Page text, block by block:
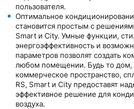
пользователя.
Оптимальное
становится простым с
Smart и City. Умные функции,
энергоэффективность и
параметров позволят создать
любом помещении. Будь то дом,
коммерческое пространство,
RS, Smart и City предоставят
эффективное решение для
воздуха.